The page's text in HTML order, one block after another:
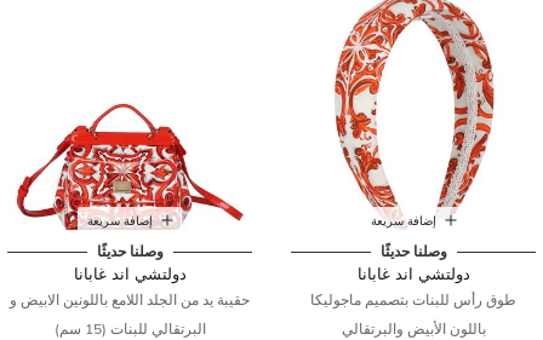
إضافة سريعة
وصلنا حديثًا
دولتشي اند غابانا
طوق رأس للبنات بتصميم ماجوليكا
باللون الأبيض والبرتقالي
إضافة سريعة
وصلنا حديثًا
دولتشي اند غابانا
حقيبة يد من الجلد اللامع باللونين الابيض و
البرتقالي للبنات (15 سم)